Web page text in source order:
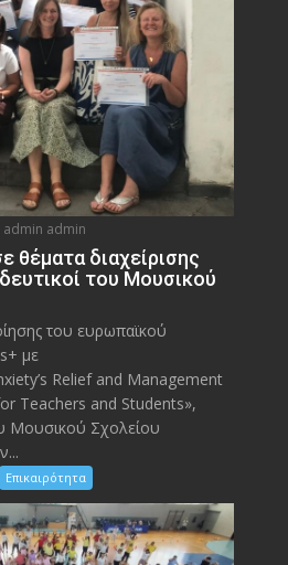
admin admin
θέματα διαχείρισης
του Μουσικού
του ευρωπαϊκού
με
Relief and Management
Teachers and Students»,
Μουσικού Σχολείου
Επικαιρότητα